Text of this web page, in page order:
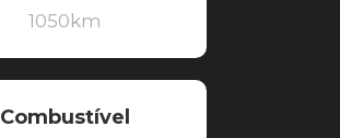
1050km
Combustível